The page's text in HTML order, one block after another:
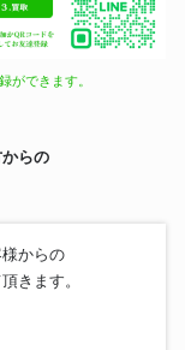
ができます。
らの
からの
きます。